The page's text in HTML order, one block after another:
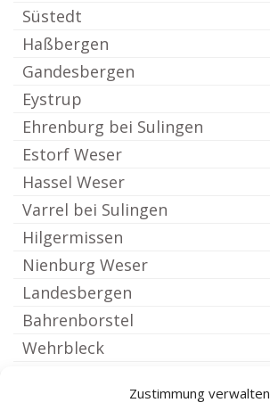
Zustimmung verwalten
Süstedt
Haßbergen
Gandesbergen
Eystrup
Ehrenburg bei Sulingen
Estorf Weser
Hassel Weser
Varrel bei Sulingen
Hilgermissen
Nienburg Weser
Landesbergen
Bahrenborstel
Wehrbleck